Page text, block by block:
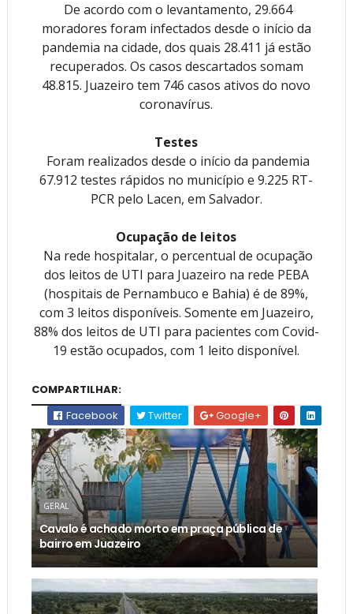
De acordo com o levantamento, 29.664
moradores foram infectados desde o início da
pandemia na cidade, dos quais 28.411 já estão
recuperados. Os casos descartados somam
48.815. Juazeiro tem 746 casos ativos do novo
coronavírus.
Testes
Foram realizados desde o início da pandemia
67.912 testes rápidos no município e 9.225 RT-
PCR pelo Lacen, em Salvador.
Ocupação de leitos
Na rede hospitalar, o percentual de ocupação
dos leitos de UTI para Juazeiro na rede PEBA
(hospitais de Pernambuco e Bahia) é de 89%,
com 3 leitos disponíveis. Somente em Juazeiro,
88% dos leitos de UTI para pacientes com Covid-
19 estão ocupados, com 1 leito disponível.
COMPARTILHAR:
Facebook
Twitter Google+
GERAL
Cavalo é achado morto em praça pública de
bairro em Juazeiro